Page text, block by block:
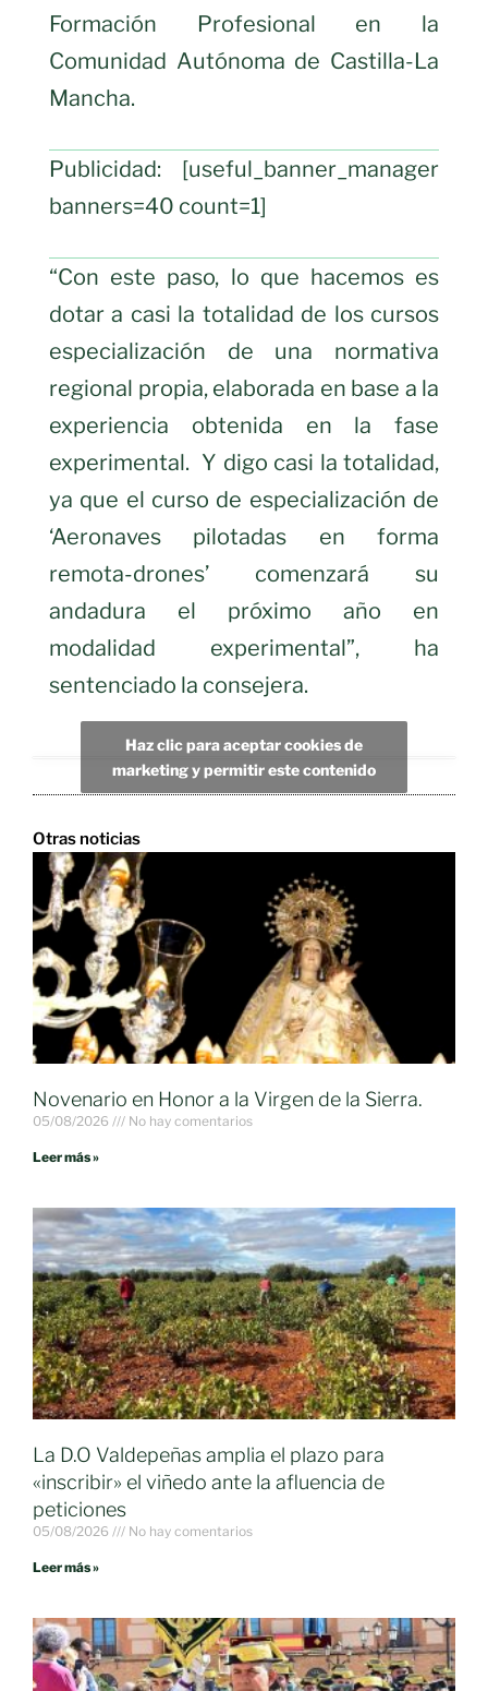
Formación Profesional en la
Comunidad Autónoma de Castilla-La
Mancha.
Publicidad: [useful_banner_manager
banners=40 count=1]
“Con este paso, lo que hacemos es
dotar a casi la totalidad de los cursos
especialización de una normativa
regional propia, elaborada en base a la
experiencia obtenida en la fase
experimental. Y digo casi la totalidad,
ya que el curso de especialización de
‘Aeronaves pilotadas en forma
remota-drones’ comenzará su
andadura el próximo año en
modalidad experimental”, ha
sentenciado la consejera.
Haz clic para aceptar cookies de
marketing y permitir este contenido
Otras noticias
Novenario en Honor a la Virgen de la Sierra.
05/08/2026 No hay comentarios
Leer más »
La D.O Valdepeñas amplia el plazo para
«inscribir» el viñedo ante la afluencia de
peticiones
05/08/2026 No hay comentarios
Leer más »